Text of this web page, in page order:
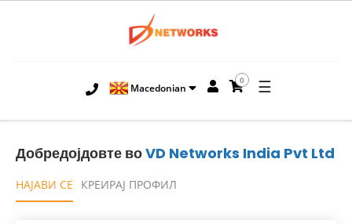
Macedonian
0 ☰
Добредојдовте воVD Networks India Pvt Ltd
НАЈАВИ СЕ КРЕИРАЈ ПРОФИЛ